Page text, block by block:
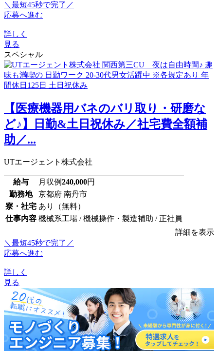
＼最短45秒で完了／
応募へ進む
詳しく
見る
スペシャル
【医療機器用バネのバリ取り・研磨な
ど♪】日勤&土日祝休み／社宅費全額補
助／...
UTエージェント株式会社
給与 月収例240,000円
勤務地
京都府 南丹市
寮・社宅 あり（無料）
仕事内容 機械系工場 / 機械操作・製造補助 / 正社員
詳細を表示
＼最短45秒で完了／
応募へ進む
詳しく
見る